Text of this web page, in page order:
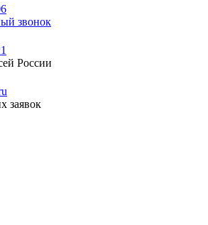
звонок
России
заявок